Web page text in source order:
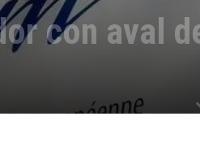
con aval